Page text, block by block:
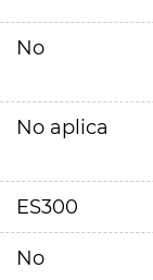
No
No aplica
ES300
No